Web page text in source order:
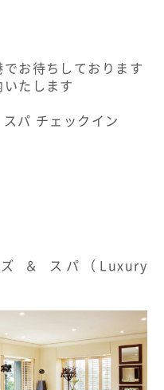
お待ちしております
たします
パ チェックイン
＆ スパ（Luxury